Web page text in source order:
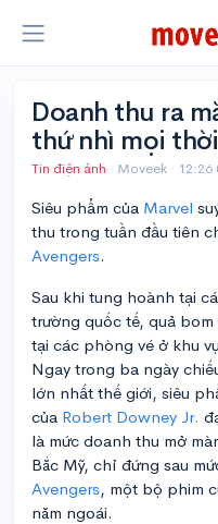
Doanh thu ra
thứ nhì mọi thời
Tin điện ảnh · Moveek ·
Siêu phẩm của Marvel
thu trong tuần đầu tiên
Avengers.
Sau khi tung hoành tại
trường quốc tế, quả bom
tại các phòng vé ở khu
Ngay trong ba ngày
lớn nhất thế giới, siêu
của Robert Downey Jr.
là mức doanh thu mở
Bắc Mỹ, chỉ đứng sau
Avengers, một bộ phim
năm ngoái.